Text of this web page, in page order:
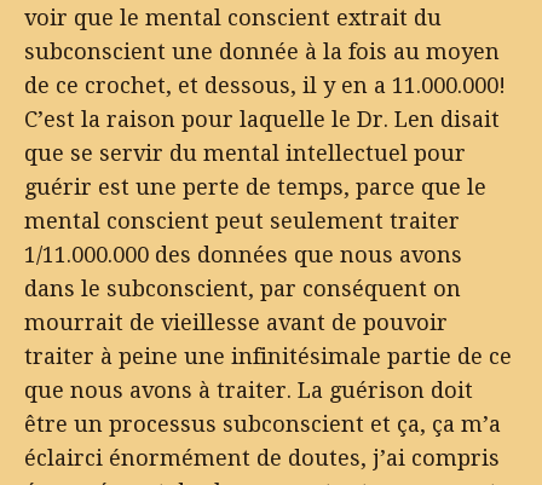
voir que le mental conscient extrait du
subconscient une donnée à la fois au moyen
de ce crochet, et dessous, il y en a 11.000.000!
C’est la raison pour laquelle le Dr. Len disait
que se servir du mental intellectuel pour
guérir est une perte de temps, parce que le
mental conscient peut seulement traiter
1/11.000.000 des données que nous avons
dans le subconscient, par conséquent on
mourrait de vieillesse avant de pouvoir
traiter à peine une infinitésimale partie de ce
que nous avons à traiter. La guérison doit
être un processus subconscient et ça, ça m’a
éclairci énormément de doutes, j’ai compris